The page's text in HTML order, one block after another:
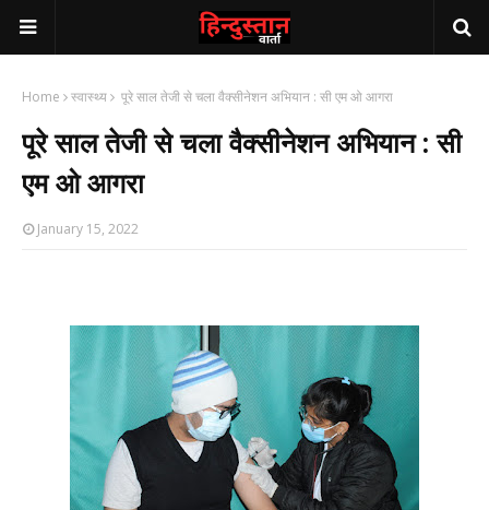
Home स्वास्थ्य पूरे साल तेजी से चला वैक्सीनेशन अभियान : सी एम ओ आगरा
पूरे साल तेजी से चला वैक्सीनेशन अभियान : सी
एम ओ आगरा
January 15, 2022